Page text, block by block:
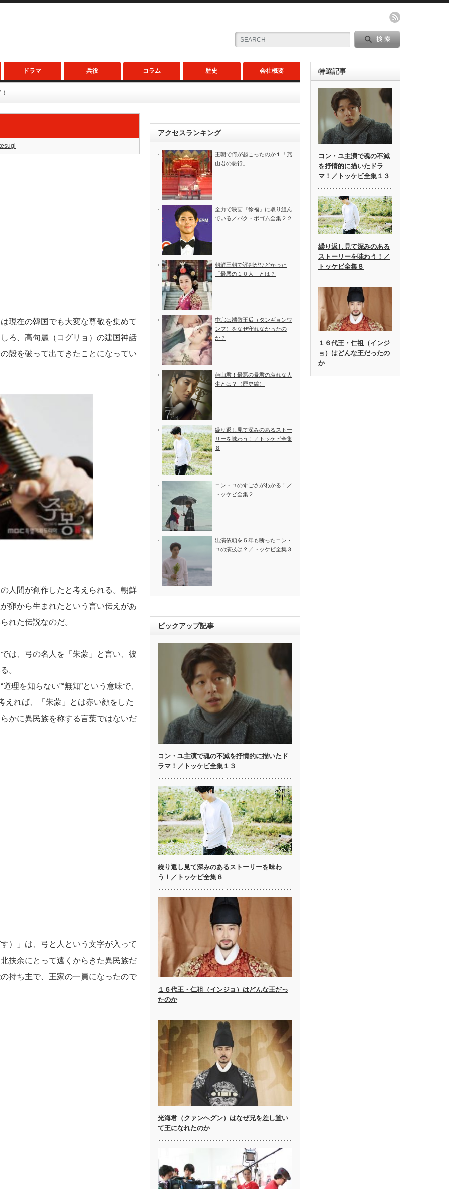
ドラマ 兵役 コラム 歴史 会社概要
現在の韓国でも大変な尊敬を集めて
ろ、高句麗（コグリョ）の建国神話
殻を破って出てきたことになってい
人間が創作したと考えられる。朝鮮
卵から生まれたという言い伝えがあ
れた伝説なのだ。
は、弓の名人を「朱蒙」と言い、彼
。
理を知らない”“無知”という意味で、
えれば、「朱蒙」とは赤い顔をした
かに異民族を称する言葉ではないだ
）」は、弓と人という文字が入って
扶余にとって遠くからきた異民族だ
持ち主で、王家の一員になったので
アクセスランキング
王朝で何が起こったのか１「燕
山君の悪行」
全力で映画『徐福』に取り組ん
でいる／パク・ボゴム全集２２
朝鮮王朝で評判がひどかった
「最悪の１０人」とは？
中宗は端敬王后（タンギョンワ
ンフ）をなぜ守れなかったの
か？
燕山君！最悪の暴君の哀れな人
生とは？（歴史編）
繰り返し見て深みのあるストー
リーを味わう！／トッケビ全集
８
コン・ユのすごさがわかる！／
トッケビ全集２
出演依頼を５年も断ったコン・
ユの演技は？／トッケビ全集３
ピックアップ記事
コン・ユ主演で魂の不滅を抒情的に描いたド
ラマ！／トッケビ全集１３
繰り返し見て深みのあるストーリーを味わ
う！／トッケビ全集８
１６代王・仁祖（インジョ）はどんな王だっ
たのか
光海君（クァンヘグン）はなぜ兄を差し置い
て王になれたのか
特選記事
コン・ユ主演で魂の不滅
を抒情的に描いたドラ
マ！／トッケビ全集１３
繰り返し見て深みのある
ストーリーを味わう！／
トッケビ全集８
１６代王・仁祖（インジ
ョ）はどんな王だったの
か